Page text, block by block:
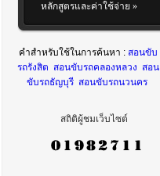
หลักสูตรและค่าใช้จ่าย »
คำสำหรับใช้ในการค้นหา :สอนขับ
รถรังสิต สอนขับรถคลองหลวง สอน
ขับรถธัญบุรี สอนขับรถนวนคร
สถิติผู้ชมเว็บไซต์